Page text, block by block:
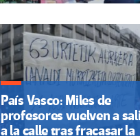
País Vasco: Miles de
profesores vuelven a
a la calle tras fracasar la